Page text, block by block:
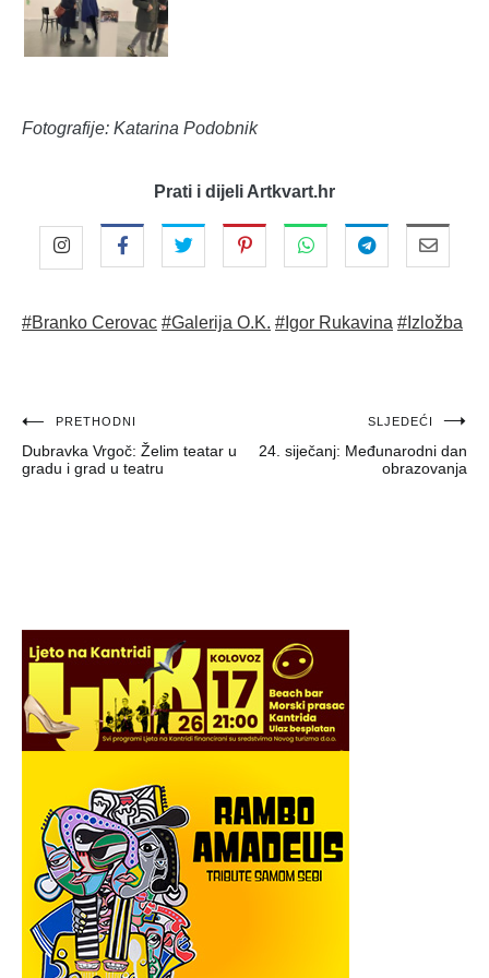
Fotografije: Katarina Podobnik
Prati i dijeli Artkvart.hr
#Branko Cerovac #Galerija O.K. #Igor Rukavina #Izložba
Navigacija
objava
PRETHODNI
Dubravka Vrgoč: Želim teatar u
gradu i grad u teatru
SLJEDEĆI
24. siječanj: Međunarodni dan
obrazovanja